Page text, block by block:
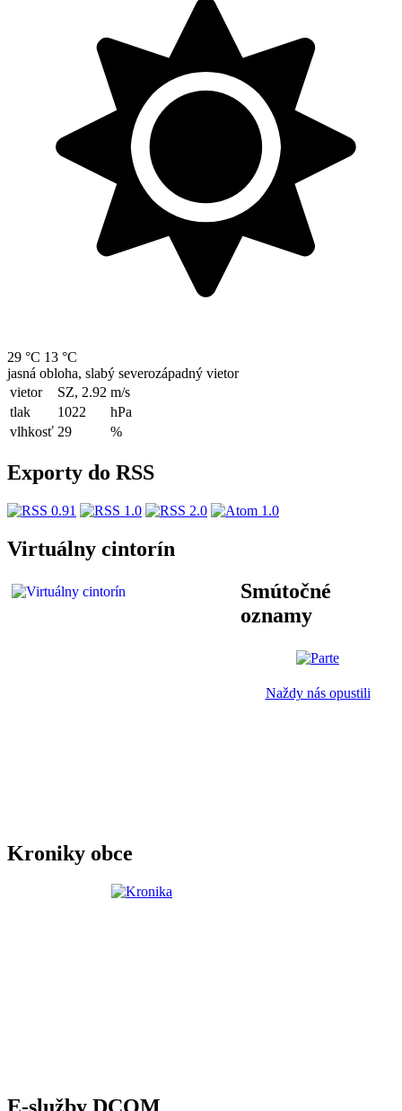
29 °C 13 °C
jasná obloha, slabý severozápadný vietor
vietor
SZ, 2.92 m/s
tlak
1022
hPa
vlhkosť 29 %
Exporty do RSS
Virtuálny cintorín
Smútočné
oznamy
Naždy nás opustili
Kroniky obce
E-služby DCOM